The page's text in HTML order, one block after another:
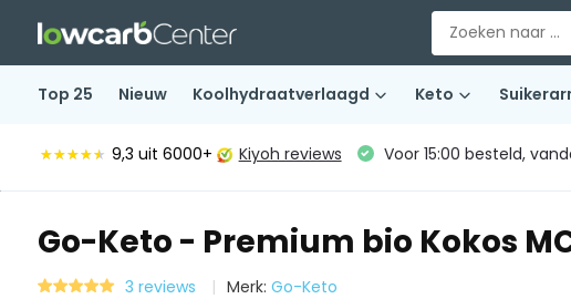
Top 25 Nieuw Koolhydraatverlaagd Keto
★★★★★
★★★★★ 9,3 uit 6000+ Kiyoh reviews Voor 15:00 besteld,
Go-Keto - Premium bio Kokos
3 reviews Merk: Go-Keto